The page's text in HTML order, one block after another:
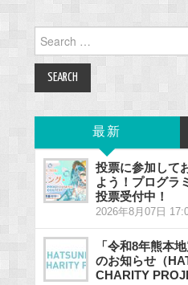
for:
最新
投票に参加して
よう！プログラ
投票受付中！
2026年8月07日
「令和8年熊本
のお知らせ（
CHARITY